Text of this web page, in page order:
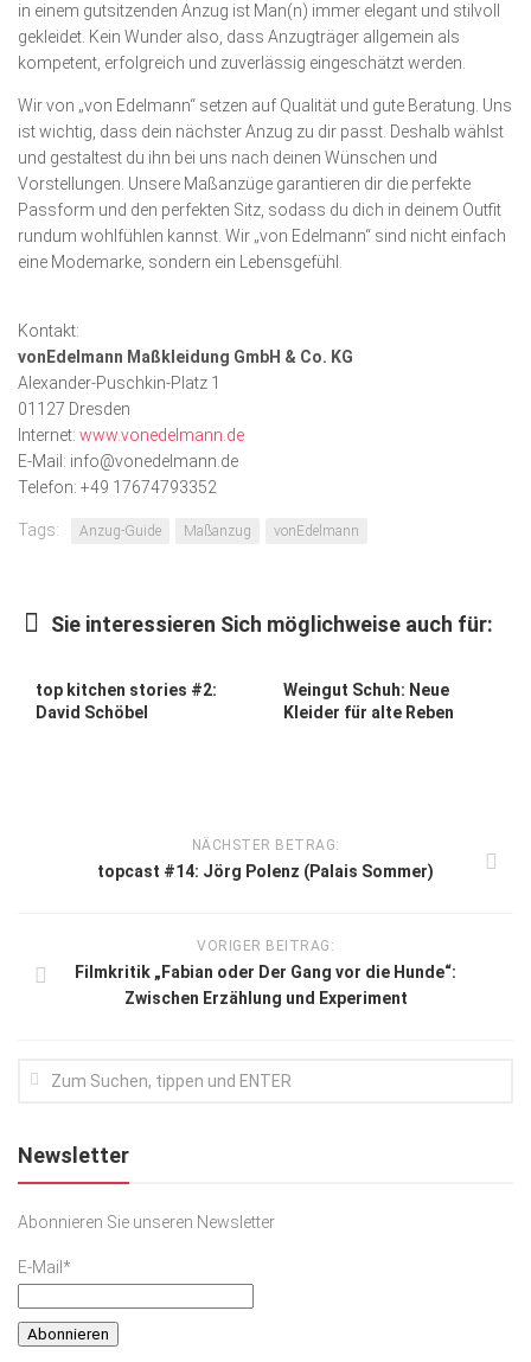
in einem gutsitzenden Anzug ist Man(n) immer elegant und stilvoll
gekleidet. Kein Wunder also, dass Anzugträger allgemein als
kompetent, erfolgreich und zuverlässig eingeschätzt werden.
Wir von „von Edelmann“ setzen auf Qualität und gute Beratung. Uns
ist wichtig, dass dein nächster Anzug zu dir passt. Deshalb wählst
und gestaltest du ihn bei uns nach deinen Wünschen und
Vorstellungen. Unsere Maßanzüge garantieren dir die perfekte
Passform und den perfekten Sitz, sodass du dich in deinem Outfit
rundum wohlfühlen kannst. Wir „von Edelmann“ sind nicht einfach
eine Modemarke, sondern ein Lebensgefühl.
Kontakt:
vonEdelmann Maßkleidung GmbH & Co. KG
Alexander-Puschkin-Platz 1
01127 Dresden
Internet: www.vonedelmann.de
E-Mail: info@vonedelmann.de
Telefon: +49 17674793352
Tags: Anzug-Guide Maßanzug vonEdelmann
Sie interessieren Sich möglichweise auch für:
top kitchen stories #2:
David Schöbel
Weingut Schuh: Neue
Kleider für alte Reben
NÄCHSTER BETRAG:
topcast #14: Jörg Polenz (Palais Sommer)
VORIGER BEITRAG:
Filmkritik „Fabian oder Der Gang vor die Hunde“:
Zwischen Erzählung und Experiment
Newsletter
Abonnieren Sie unseren Newsletter
E-Mail*